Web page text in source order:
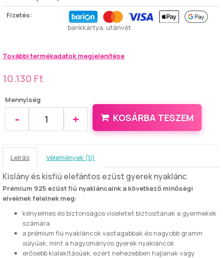
Fizetés:
bankkártya, utánvét
További termékadatok megjelenítése
10.130 Ft
Mennyiség
- + KOSÁRBA TESZEM
Leírás Vélemények (0)
Kislány és kisfiú elefántos ezüst gyerek nyaklánc
Prémium 925 ezüst fiú nyakláncaink a következő minőségi
elveknek felelnek meg:
kényelmes és biztonságos viseletet biztosítanak a gyermekek
számára
a prémium fiú nyakláncok vastagabbak és nagyobb gramm
súlyúak, mint a hagyományos gyerek nyakláncok
erősebb kialakításúak, ezért nehezebben hajlanak vagy